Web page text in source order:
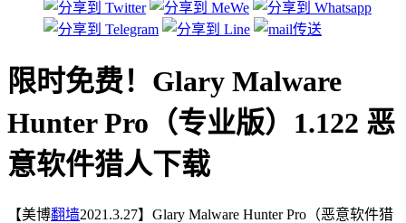
限时免费！Glary Malware
Hunter Pro（专业版）1.122 恶
意软件猎人下载
【美博翻墙2021.3.27】Glary Malware Hunter Pro（恶意软件猎